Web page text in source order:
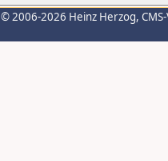
© 2006-2026 Heinz Herzog,